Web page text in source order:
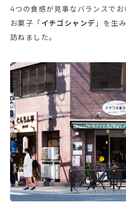
4つの食感が見事なバランスで
お菓子「イチゴシャンデ 」を生
訪ねました。